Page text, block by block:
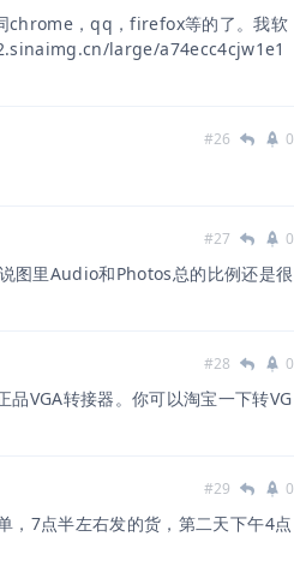
chrome，qq，firefox等的了。我软
large/a74ecc4cjw1e1
#26 0
#27 0
图里Audio和Photos总的比例还是很
#28 0
VGA转接器。你可以淘宝一下转VG
#29 0
，7点半左右发的货，第二天下午4点